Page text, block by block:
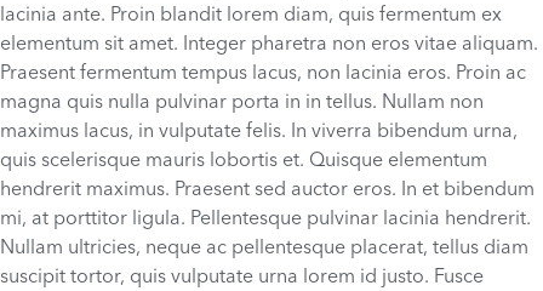
lacinia ante. Proin blandit lorem diam, quis fermentum ex
elementum sit amet. Integer pharetra non eros vitae aliquam.
Praesent fermentum tempus lacus, non lacinia eros. Proin ac
magna quis nulla pulvinar porta in in tellus. Nullam non
maximus lacus, in vulputate felis. In viverra bibendum urna,
quis scelerisque mauris lobortis et. Quisque elementum
hendrerit maximus. Praesent sed auctor eros. In et bibendum
mi, at porttitor ligula. Pellentesque pulvinar lacinia hendrerit.
Nullam ultricies, neque ac pellentesque placerat, tellus diam
suscipit tortor, quis vulputate urna lorem id justo. Fusce